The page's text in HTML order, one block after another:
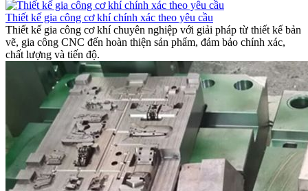
Thiết kế gia công cơ khí chính xác theo yêu cầu
Thiết kế gia công cơ khí chuyên nghiệp với giải pháp từ thiết kế bản
vẽ, gia công CNC đến hoàn thiện sản phẩm, đảm bảo chính xác,
chất lượng và tiến độ.